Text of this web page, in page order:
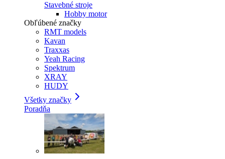
Stavebné stroje
Hobby motor
Obľúbené značky
RMT models
Kavan
Traxxas
Yeah Racing
Spektrum
XRAY
HUDY
Všetky značky
Poradňa